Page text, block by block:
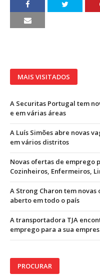
MAIS VISITADOS
A Securitas Portugal tem
e em várias áreas
A Luís Simões abre novas
em vários distritos
Novas ofertas de emprego
Cozinheiros, Enfermeiros,
A Strong Charon tem
aberto em todo o país
A transportadora TJA
emprego para a sua
PROCURAR